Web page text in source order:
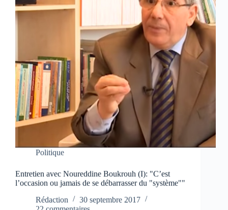
Politique
Entretien avec Noureddine Boukrouh (I): "C’est
l’occasion ou jamais de se débarrasser du "système""
Rédaction
30 septembre 2017